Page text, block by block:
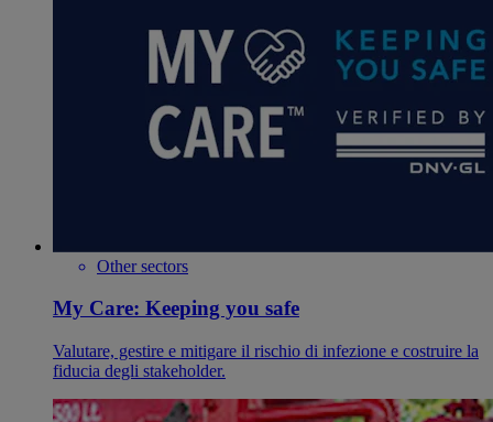
Other sectors
My Care: Keeping you safe
Valutare, gestire e mitigare il rischio di infezione e costruire la
fiducia degli stakeholder.